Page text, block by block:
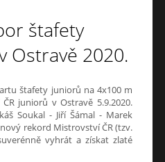
štafety
Ostravě 2020.
štafety juniorů na 4x100 m
juniorů v Ostravě 5.9.2020.
Soukal - Jiří Šámal - Marek
rekord Mistrovství ČR (tzv.
vyhrát a získat zlaté